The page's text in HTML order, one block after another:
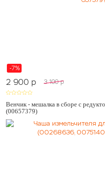
-7%
2 900 p 3 100 p
Венчик - мешалка в сборе с
(00657379)